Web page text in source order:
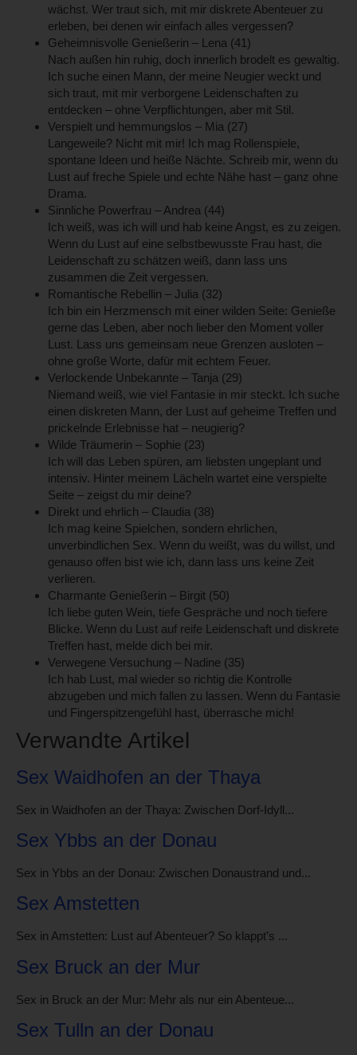
wächst. Wer traut sich, mit mir diskrete Abenteuer zu
erleben, bei denen wir einfach alles vergessen?
Geheimnisvolle Genießerin – Lena (41)
Nach außen hin ruhig, doch innerlich brodelt es gewaltig.
Ich suche einen Mann, der meine Neugier weckt und
sich traut, mit mir verborgene Leidenschaften zu
entdecken – ohne Verpflichtungen, aber mit Stil.
Verspielt und hemmungslos – Mia (27)
Langeweile? Nicht mit mir! Ich mag Rollenspiele,
spontane Ideen und heiße Nächte. Schreib mir, wenn du
Lust auf freche Spiele und echte Nähe hast – ganz ohne
Drama.
Sinnliche Powerfrau – Andrea (44)
Ich weiß, was ich will und hab keine Angst, es zu zeigen.
Wenn du Lust auf eine selbstbewusste Frau hast, die
Leidenschaft zu schätzen weiß, dann lass uns
zusammen die Zeit vergessen.
Romantische Rebellin – Julia (32)
Ich bin ein Herzmensch mit einer wilden Seite: Genieße
gerne das Leben, aber noch lieber den Moment voller
Lust. Lass uns gemeinsam neue Grenzen ausloten –
ohne große Worte, dafür mit echtem Feuer.
Verlockende Unbekannte – Tanja (29)
Niemand weiß, wie viel Fantasie in mir steckt. Ich suche
einen diskreten Mann, der Lust auf geheime Treffen und
prickelnde Erlebnisse hat – neugierig?
Wilde Träumerin – Sophie (23)
Ich will das Leben spüren, am liebsten ungeplant und
intensiv. Hinter meinem Lächeln wartet eine verspielte
Seite – zeigst du mir deine?
Direkt und ehrlich – Claudia (38)
Ich mag keine Spielchen, sondern ehrlichen,
unverbindlichen Sex. Wenn du weißt, was du willst, und
genauso offen bist wie ich, dann lass uns keine Zeit
verlieren.
Charmante Genießerin – Birgit (50)
Ich liebe guten Wein, tiefe Gespräche und noch tiefere
Blicke. Wenn du Lust auf reife Leidenschaft und diskrete
Treffen hast, melde dich bei mir.
Verwegene Versuchung – Nadine (35)
Ich hab Lust, mal wieder so richtig die Kontrolle
abzugeben und mich fallen zu lassen. Wenn du Fantasie
und Fingerspitzengefühl hast, überrasche mich!
Verwandte Artikel
Sex Waidhofen an der Thaya
Sex in Waidhofen an der Thaya: Zwischen Dorf-Idyll...
Sex Ybbs an der Donau
Sex in Ybbs an der Donau: Zwischen Donaustrand und...
Sex Amstetten
Sex in Amstetten: Lust auf Abenteuer? So klappt’s ...
Sex Bruck an der Mur
Sex in Bruck an der Mur: Mehr als nur ein Abenteue...
Sex Tulln an der Donau